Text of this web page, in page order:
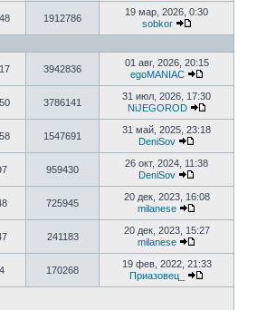
1912786
19 мар, 2026, 0:30
sobkor
3942836
01 авг, 2026, 20:15
egoMANIAC
3786141
31 июл, 2026, 17:30
NiJEGOROD
1547691
31 май, 2025, 23:18
DeniSov
959430
26 окт, 2024, 11:38
DeniSov
725945
20 дек, 2023, 16:08
milanese
241183
20 дек, 2023, 15:27
milanese
170268
19 фев, 2022, 21:33
Приазовец_